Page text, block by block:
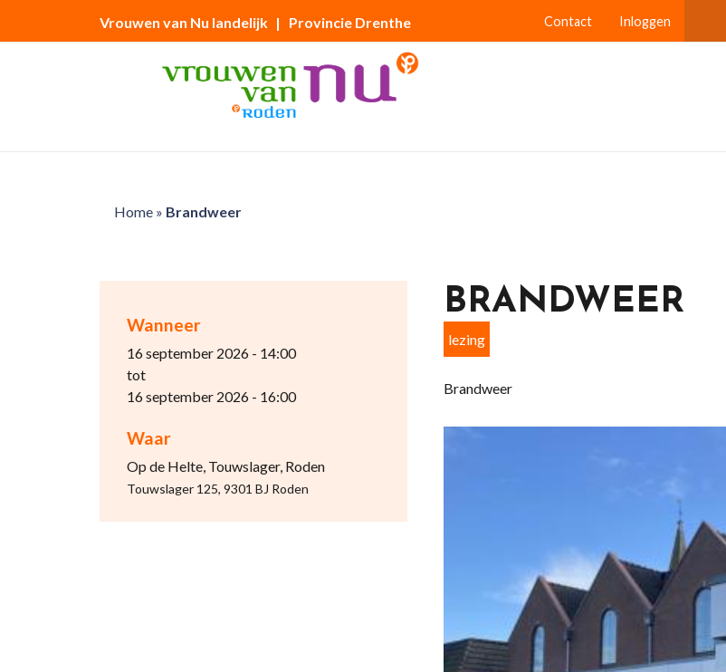
Vrouwen van Nu landelijk | Provincie Drenthe Contact Inloggen
Home» Brandweer
Wanneer
16 september 2026 - 14:00
tot
16 september 2026 - 16:00
Waar
Op de Helte, Touwslager, Roden
Touwslager 125, 9301 BJ Roden
BRANDWEER
lezing
Brandweer